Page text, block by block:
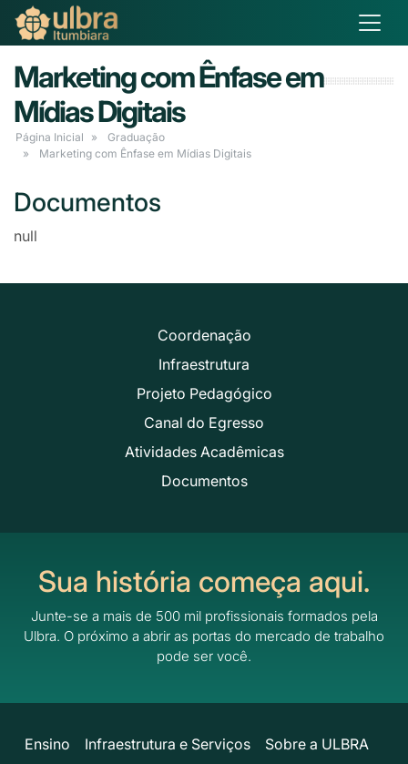
Marketing com Ênfase em
Mídias Digitais
Página Inicial
Graduação
Marketing com Ênfase em Mídias Digitais
Documentos
null
Coordenação
Infraestrutura
Projeto Pedagógico
Canal do Egresso
Atividades Acadêmicas
Documentos
Sua história começa aqui.
Junte-se a mais de 500 mil profissionais formados pela
Ulbra. O próximo a abrir as portas do mercado de trabalho
pode ser você.
Ensino Infraestrutura e Serviços
Sobre a ULBRA